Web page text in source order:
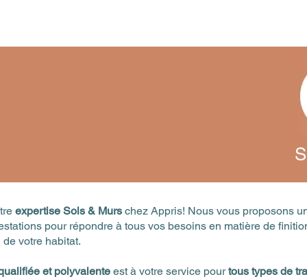
expertise Sols & Murs chez Appris! Nous vous proposons
pour répondre à tous vos besoins en matière de
votre habitat.
et polyvalente est à votre service pourtous types de